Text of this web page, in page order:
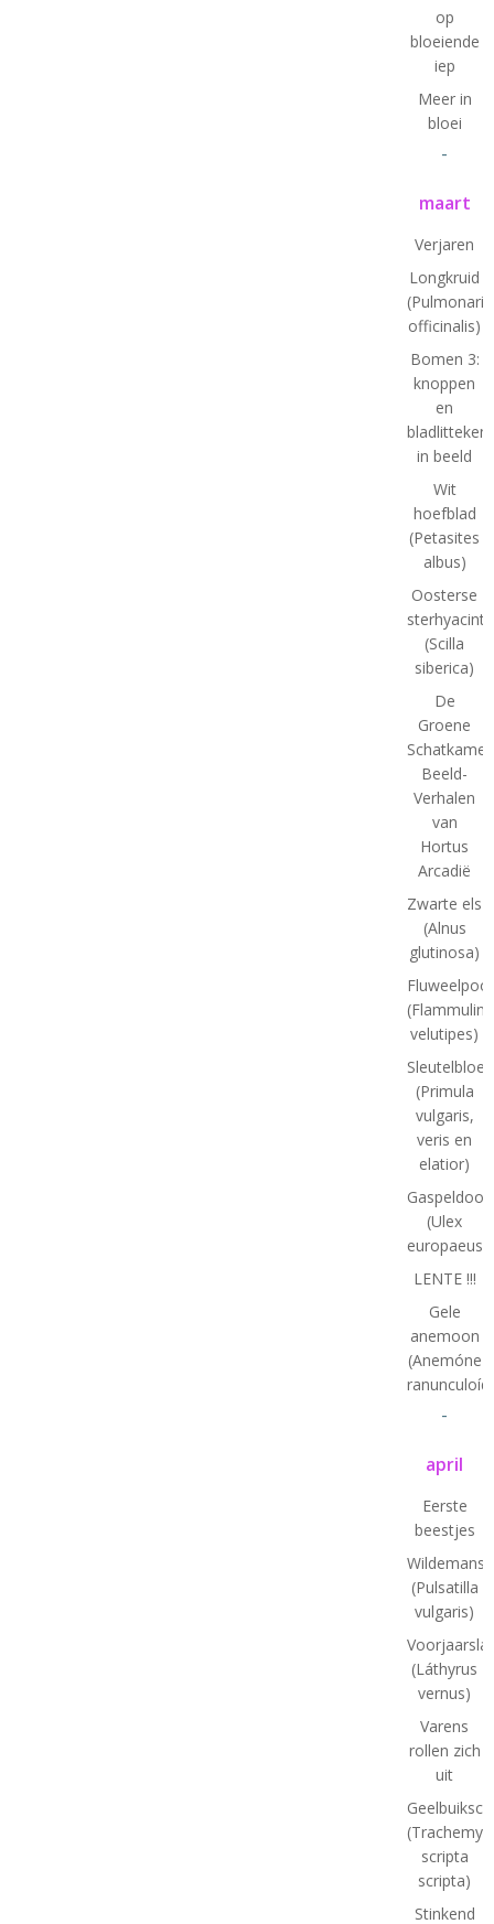
op
bloeiende
iep
Meer in
bloei
-
maart
Verjaren
Longkruid
(Pulmonaria
officinalis)
Bomen 3:
knoppen
en
in beeld
Wit
hoefblad
(Petasites
albus)
Oosterse
sterhyacint
(Scilla
siberica)
De
Groene
Schatkamer:
Beeld-
Verhalen
van
Hortus
Arcadië
Zwarte els
(Alnus
glutinosa)
(Flammulina
velutipes)
(Primula
vulgaris,
veris en
elatior)
(Ulex
europaeus)
LENTE !!!
Gele
anemoon
(Anemóne
-
april
Eerste
beestjes
(Pulsatilla
vulgaris)
(Láthyrus
vernus)
Varens
rollen zich
uit
(Trachemys
scripta
scripta)
Stinkend